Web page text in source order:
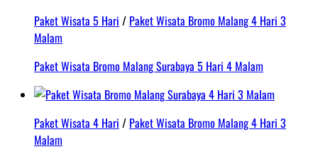
Paket Wisata 5 Hari / Paket Wisata Bromo Malang 4 Hari 3
Malam
Paket Wisata Bromo Malang Surabaya 5 Hari 4 Malam
Paket Wisata 4 Hari / Paket Wisata Bromo Malang 4 Hari 3
Malam